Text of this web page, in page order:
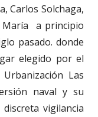
Carlos Solchaga,
María a principio
pasado. donde
elegido por el
Las
naval y su
vigilancia